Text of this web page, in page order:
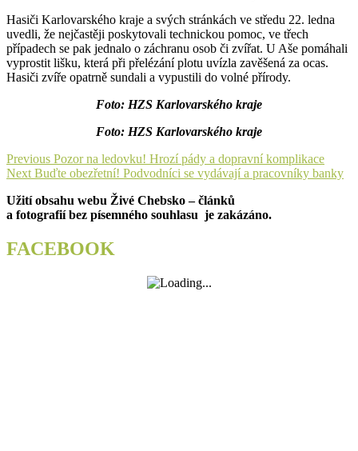
Hasiči Karlovarského kraje a svých stránkách ve středu 22. ledna
uvedli, že nejčastěji poskytovali technickou pomoc, ve třech
případech se pak jednalo o záchranu osob či zvířat. U Aše pomáhali
vyprostit lišku, která při přelézání plotu uvízla zavěšená za ocas.
Hasiči zvíře opatrně sundali a vypustili do volné přírody.
Foto: HZS Karlovarského kraje
Foto: HZS Karlovarského kraje
Navigace
pro
příspěvek
Previous Previous
post:
Pozor na ledovku! Hrozí pády a dopravní komplikace
Next Next
Buďte obezřetní! Podvodníci se vydávají a pracovníky banky
Užití obsahu webu Živé Chebsko – článků
a fotografií bez písemného souhlasu je zakázáno.
FACEBOOK